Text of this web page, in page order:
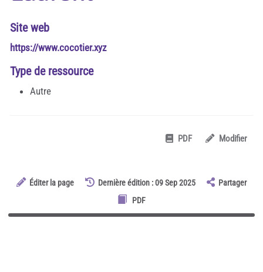
Site web
https://www.cocotier.xyz
Type de ressource
Autre
PDF Modifier
Éditer la page Dernière édition : 09 Sep 2025
Partager
PDF